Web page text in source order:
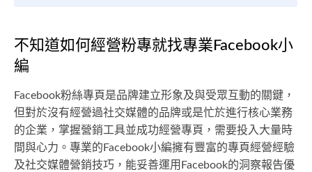
不知道如何經營粉專就找專業Facebook小
編
Facebook粉絲專頁是品牌建立形象及與受眾互動的關鍵，
但對於沒有經營過社交媒體的品牌或是忙於進行核心業務
的企業，掌握營銷工具並成功經營專頁，需要投入大量時
間與心力。專業的Facebook小編擁有豐富的專頁經營經驗
及社交媒體營銷技巧，能妥善運用Facebook的洞察報告優